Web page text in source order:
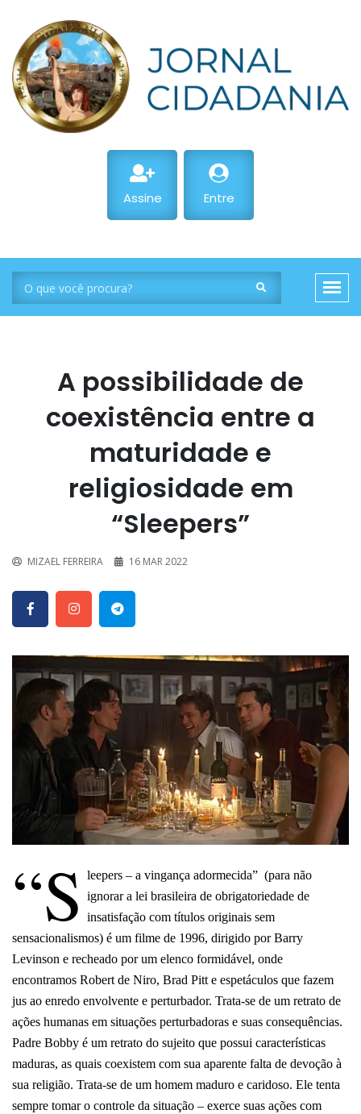
Assine Entre
A possibilidade de
coexistência entre a
maturidade e
religiosidade em
“Sleepers”
MIZAEL FERREIRA 16 MAR 2022
“S
leepers – a vingança adormecida” (para não
ignorar a lei brasileira de obrigatoriedade de
insatisfação com títulos originais sem
sensacionalismos) é um filme de 1996, dirigido por Barry
Levinson e recheado por um elenco formidável, onde
encontramos Robert de Niro, Brad Pitt e espetáculos que fazem
jus ao enredo envolvente e perturbador. Trata-se de um retrato de
ações humanas em situações perturbadoras e suas consequências.
Padre Bobby é um retrato do sujeito que possui características
maduras, as quais coexistem com sua aparente falta de devoção à
sua religião. Trata-se de um homem maduro e caridoso. Ele tenta
sempre tomar o controle da situação – exerce suas ações com